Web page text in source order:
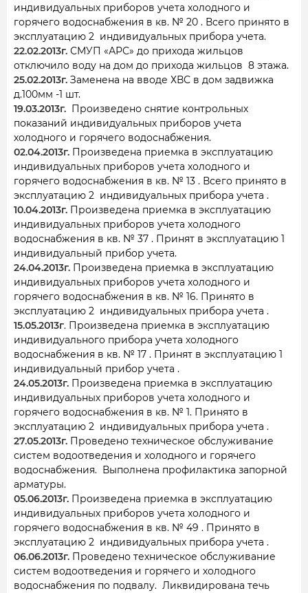
индивидуальных приборов учета холодного и
горячего водоснабжения в кв. № 20 . Всего принято в
эксплуатацию 2 индивидуальных прибора учета.
22.02.2013г. СМУП «АРС» до прихода жильцов
отключило воду на дом до прихода жильцов 8 этажа.
25.02.2013г. Заменена на вводе ХВС в дом задвижка
д.100мм -1 шт.
19.03.2013г. Произведено снятие контрольных
показаний индивидуальных приборов учета
холодного и горячего водоснабжения.
02.04.2013г. Произведена приемка в эксплуатацию
индивидуальных приборов учета холодного и
горячего водоснабжения в кв. № 13 . Всего принято в
эксплуатацию 2 индивидуальных прибора учета .
10.04.2013г. Произведена приемка в эксплуатацию
индивидуальных приборов учета холодного
водоснабжения в кв. № 37 . Принят в эксплуатацию 1
индивидуальный прибор учета.
24.04.2013г. Произведена приемка в эксплуатацию
индивидуальных приборов учета холодного и
горячего водоснабжения в кв. № 16. Принято в
эксплуатацию 2 индивидуальных прибора учета .
15.05.2013г. Произведена приемка в эксплуатацию
индивидуального прибора учета холодного
водоснабжения в кв. № 17 . Принят в эксплуатацию 1
индивидуальный прибор учета .
24.05.2013г. Произведена приемка в эксплуатацию
индивидуальных приборов учета холодного и
горячего водоснабжения в кв. № 1. Принято в
эксплуатацию 2 индивидуальных прибора учета .
27.05.2013г. Проведено техническое обслуживание
систем водоотведения и холодного и горячего
водоснабжения. Выполнена профилактика запорной
арматуры.
05.06.2013г. Произведена приемка в эксплуатацию
индивидуальных приборов учета холодного и
горячего водоснабжения в кв. № 49 . Принято в
эксплуатацию 2 индивидуальных прибора учета .
06.06.2013г. Проведено техническое обслуживание
систем водоотведения и горячего и холодного
водоснабжения по подвалу. Ликвидирована течь